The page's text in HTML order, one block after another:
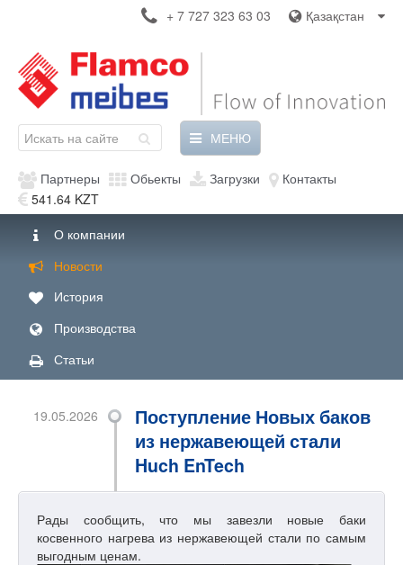
Қазақстан
+ 7 727 323 63 03
МЕНЮ
Партнеры Обьекты Загрузки
Контакты
541.64 KZT
О компании
Новости
История
Производства
Статьи
Поступление Новых баков
из нержавеющей стали
Huch EnTech
19.05.2026
Рады сообщить, что мы завезли новые баки
косвенного нагрева из нержавеющей стали по самым
выгодным ценам.